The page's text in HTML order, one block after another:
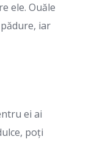
ele. Ouăle
iar
ei ai
poți